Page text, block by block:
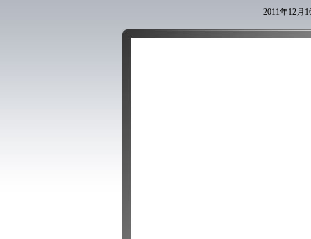
2011年12月